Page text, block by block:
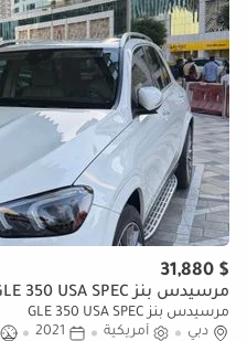
$ 31,880
مرسيدس بنز GLE 350 USA SPEC
مرسيدس بنز GLE 350 USA SPEC
دبي
أمريكية 2021